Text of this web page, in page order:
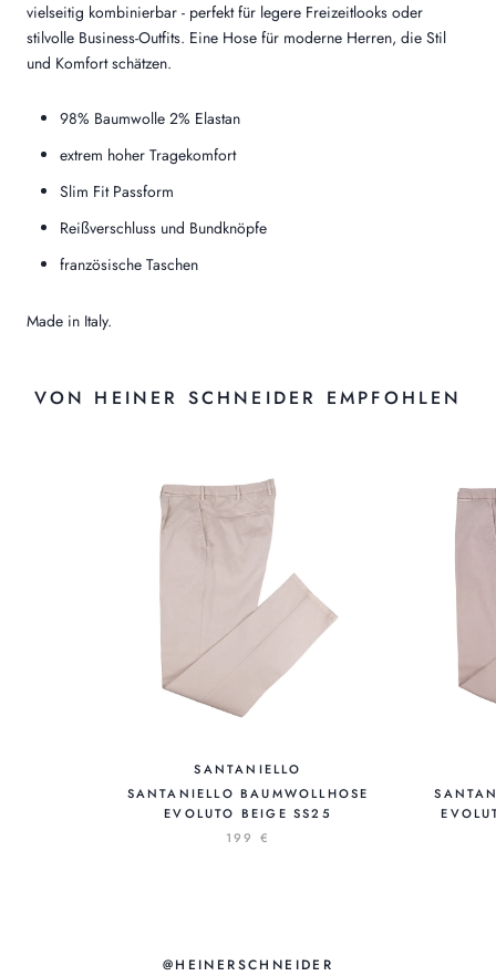
vielseitig kombinierbar - perfekt für legere Freizeitlooks oder
stilvolle Business-Outfits. Eine Hose für moderne Herren, die Stil
und Komfort schätzen.
98% Baumwolle 2% Elastan
extrem hoher Tragekomfort
Slim Fit Passform
Reißverschluss und Bundknöpfe
französische Taschen
Made in Italy.
VON HEINER SCHNEIDER EMPFOHLEN
SANTANIELLO
SANTANIELLO BAUMWOLLHOSE
EVOLUTO BEIGE SS25
199 €
@HEINERSCHNEIDER